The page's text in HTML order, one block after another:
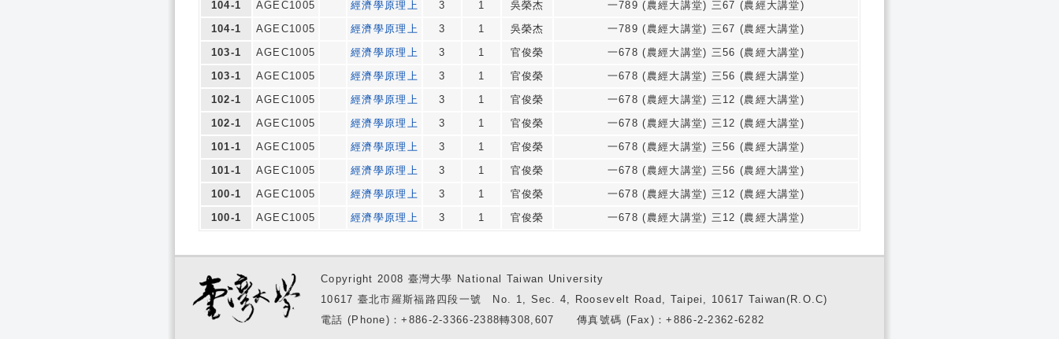
104-1
AGEC1005 經濟學原理上 3 1 吳榮杰
一789 (農經大講堂) 三67 (農經大講堂)
104-1
AGEC1005 經濟學原理上 3 1 吳榮杰
一789 (農經大講堂) 三67 (農經大講堂)
103-1
AGEC1005 經濟學原理上 3 1 官俊榮
一678 (農經大講堂) 三56 (農經大講堂)
103-1
AGEC1005 經濟學原理上 3 1 官俊榮
一678 (農經大講堂) 三56 (農經大講堂)
102-1
AGEC1005 經濟學原理上 3 1 官俊榮
一678 (農經大講堂) 三12 (農經大講堂)
102-1
AGEC1005 經濟學原理上 3 1 官俊榮
一678 (農經大講堂) 三12 (農經大講堂)
101-1
AGEC1005 經濟學原理上 3 1 官俊榮
一678 (農經大講堂) 三56 (農經大講堂)
101-1
AGEC1005 經濟學原理上 3 1 官俊榮
一678 (農經大講堂) 三56 (農經大講堂)
100-1
AGEC1005 經濟學原理上 3 1 官俊榮
一678 (農經大講堂) 三12 (農經大講堂)
100-1
AGEC1005 經濟學原理上 3 1 官俊榮 一678 (農經大講堂) 三12 (農經大講堂)
Copyright 2008 臺灣大學 National Taiwan University
10617 臺北市羅斯福路四段一號 No. 1, Sec. 4, Roosevelt Road, Taipei, 10617 Taiwan(R.O.C)
電話 (Phone)：+886-2-3366-2388轉308,607 傳真號碼 (Fax)：+886-2-2362-6282